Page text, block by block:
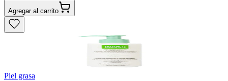
Agregar al carrito
Piel grasa